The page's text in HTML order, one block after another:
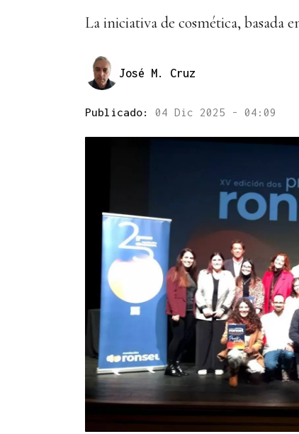
La iniciativa de cosmética, basada
José M. Cruz
Publicado: 04 Dic 2025 - 04:09